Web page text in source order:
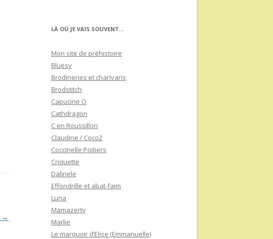
→
LÀ OÙ JE VAIS SOUVENT…
Mon site de préhistoire
Bluesy
Brodineries et charivaris
Brodstitch
Capucine O
Cathdragon
C en Roussillon
Claudine / Coco2
Coccinelle Poitiers
Criquette
Dalinele
Effondrille et abat-faim
Luna
Mamazerty
Marlie
Le marquoir d’Elise (Emmanuelle)